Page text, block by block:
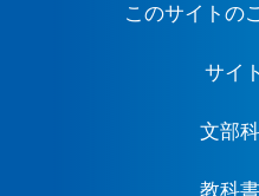
このサイトの
サイ
文部
教科